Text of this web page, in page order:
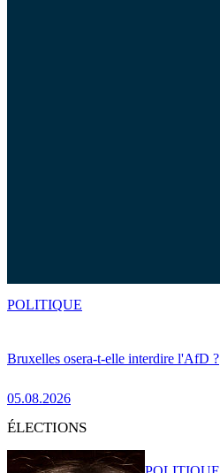
Bruxelles osera-t-elle interdire l'AfD ?
05.08.2026
POLITIQUE
ÉLECTIONS